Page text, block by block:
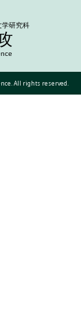
All rights reserved.